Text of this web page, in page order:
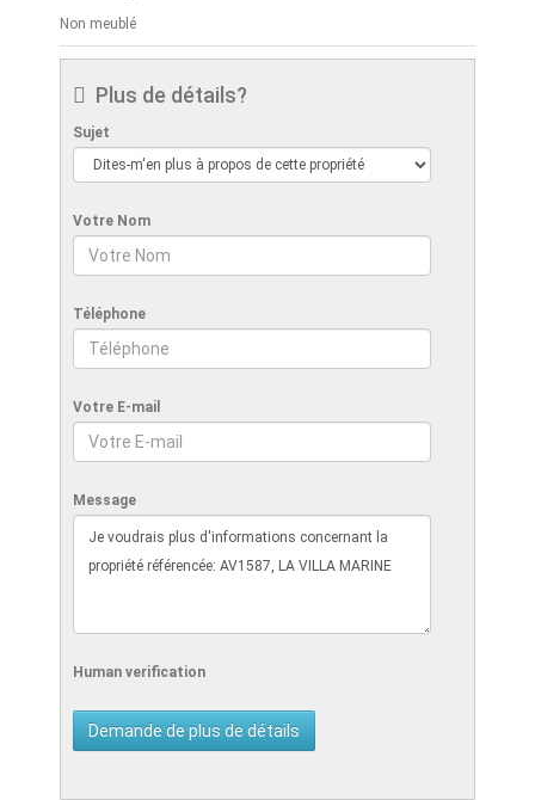
Non meublé
Plus de détails?
Sujet
Votre Nom
Téléphone
Votre E-mail
Message
Human verification